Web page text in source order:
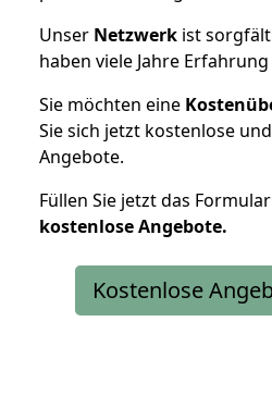
Unser Netzwerk ist
haben viele Jahre
Sie möchten eine
Sie sich jetzt kostenlose
Angebote.
Füllen Sie jetzt das
kostenloseAngebote.
Kostenlose